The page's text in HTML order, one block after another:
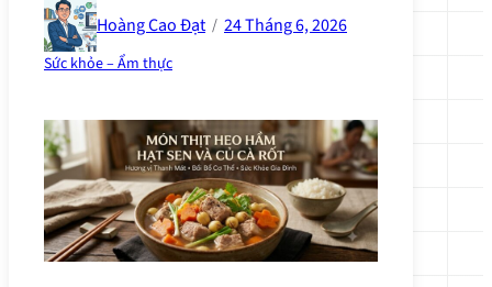
Hoàng Cao Đạt / 24 Tháng 6, 2026
Sức khỏe – Ẩm thực